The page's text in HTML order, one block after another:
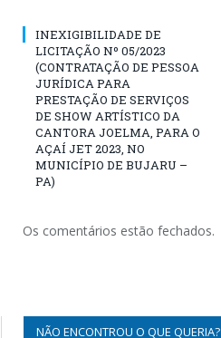
INEXIGIBILIDADE DE
LICITAÇÃO Nº 05/2023
(CONTRATAÇÃO DE PESSOA
JURÍDICA PARA
PRESTAÇÃO DE SERVIÇOS
DE SHOW ARTÍSTICO DA
CANTORA JOELMA, PARA O
AÇAÍ JET 2023, NO
MUNICÍPIO DE BUJARU –
PA)
Os comentários estão fechados.
NÃO ENCONTROU O QUE QUERIA?